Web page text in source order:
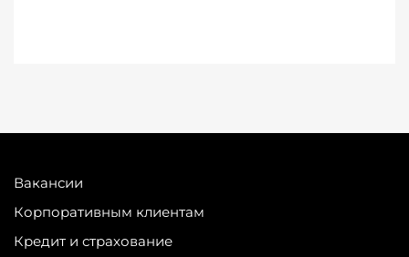
Вакансии
Корпоративным клиентам
Кредит и страхование